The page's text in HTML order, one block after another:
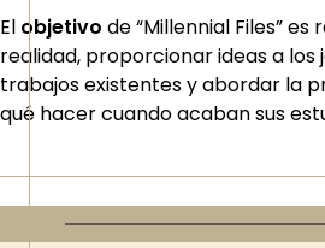
El objetivo de “Millennial Files”
realidad, proporcionar ideas a los
trabajos existentes y abordar la
qué hacer cuando acaban sus